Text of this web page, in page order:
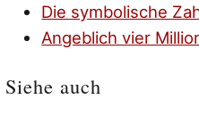
Die symbolische
Angeblich vier
Siehe auch